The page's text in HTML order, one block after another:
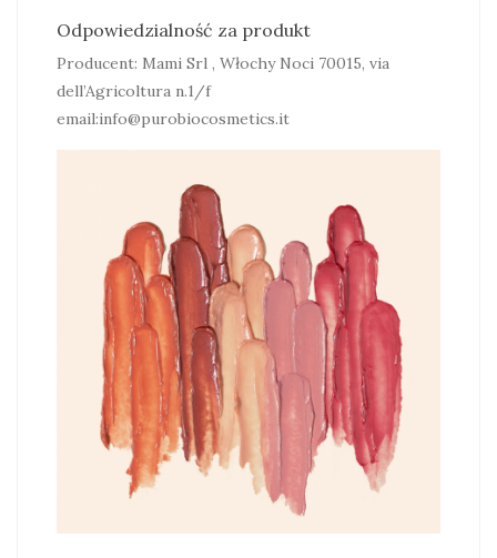
Odpowiedzialność za produkt
Producent: Mami Srl , Włochy Noci 70015, via
dell’Agricoltura n.1/f
email:info@purobiocosmetics.it